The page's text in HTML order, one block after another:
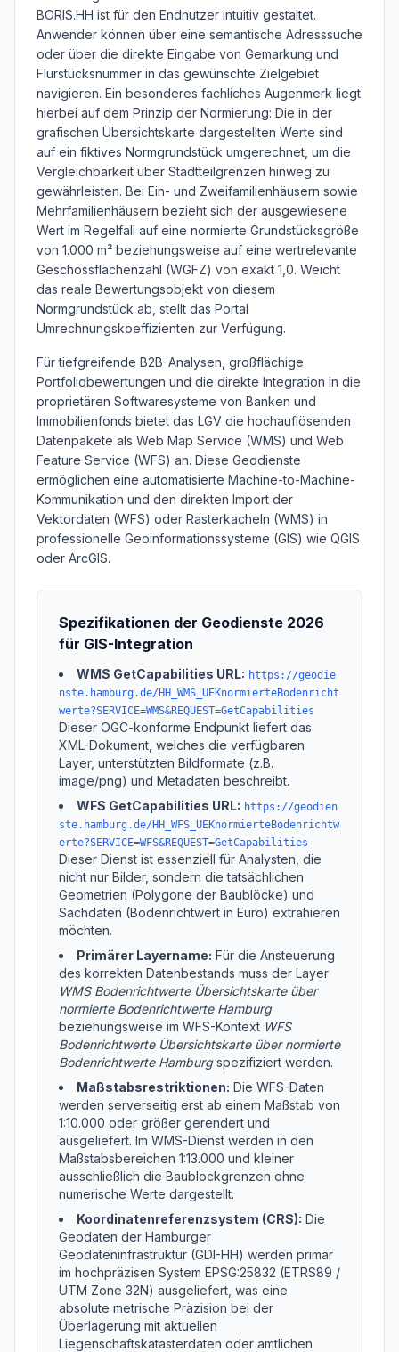
BORIS.HH ist für den Endnutzer intuitiv gestaltet.
Anwender können über eine semantische Adresssuche
oder über die direkte Eingabe von Gemarkung und
Flurstücksnummer in das gewünschte Zielgebiet
navigieren. Ein besonderes fachliches Augenmerk liegt
hierbei auf dem Prinzip der Normierung: Die in der
grafischen Übersichtskarte dargestellten Werte sind
auf ein fiktives Normgrundstück umgerechnet, um die
Vergleichbarkeit über Stadtteilgrenzen hinweg zu
gewährleisten. Bei Ein- und Zweifamilienhäusern sowie
Mehrfamilienhäusern bezieht sich der ausgewiesene
Wert im Regelfall auf eine normierte Grundstücksgröße
von 1.000 m² beziehungsweise auf eine wertrelevante
Geschossflächenzahl (WGFZ) von exakt 1,0. Weicht
das reale Bewertungsobjekt von diesem
Normgrundstück ab, stellt das Portal
Umrechnungskoeffizienten zur Verfügung.
Für tiefgreifende B2B-Analysen, großflächige
Portfoliobewertungen und die direkte Integration in die
proprietären Softwaresysteme von Banken und
Immobilienfonds bietet das LGV die hochauflösenden
Datenpakete als Web Map Service (WMS) und Web
Feature Service (WFS) an. Diese Geodienste
ermöglichen eine automatisierte Machine-to-Machine-
Kommunikation und den direkten Import der
Vektordaten (WFS) oder Rasterkacheln (WMS) in
professionelle Geoinformationssysteme (GIS) wie QGIS
oder ArcGIS.
Spezifikationen der Geodienste 2026
für GIS-Integration
WMS GetCapabilities URL: https://geodie
nste.hamburg.de/HH_WMS_UEKnormierteBodenricht
werte?SERVICE=WMS&REQUEST=GetCapabilities
Dieser OGC-konforme Endpunkt liefert das
XML-Dokument, welches die verfügbaren
Layer, unterstützten Bildformate (z.B.
image/png) und Metadaten beschreibt.
WFS GetCapabilities URL: https://geodien
ste.hamburg.de/HH_WFS_UEKnormierteBodenrichtw
erte?SERVICE=WFS&REQUEST=GetCapabilities
Dieser Dienst ist essenziell für Analysten, die
nicht nur Bilder, sondern die tatsächlichen
Geometrien (Polygone der Baublöcke) und
Sachdaten (Bodenrichtwert in Euro) extrahieren
möchten.
Primärer Layername: Für die Ansteuerung
des korrekten Datenbestands muss der Layer
WMS Bodenrichtwerte Übersichtskarte über
normierte Bodenrichtwerte Hamburg
beziehungsweise im WFS-Kontext WFS
Bodenrichtwerte Übersichtskarte über normierte
Bodenrichtwerte Hamburgspezifiziert werden.
Maßstabsrestriktionen: Die WFS-Daten
werden serverseitig erst ab einem Maßstab von
1:10.000 oder größer gerendert und
ausgeliefert. Im WMS-Dienst werden in den
Maßstabsbereichen 1:13.000 und kleiner
ausschließlich die Baublockgrenzen ohne
numerische Werte dargestellt.
Koordinatenreferenzsystem (CRS): Die
Geodaten der Hamburger
Geodateninfrastruktur (GDI-HH) werden primär
im hochpräzisen System EPSG:25832 (ETRS89 /
UTM Zone 32N) ausgeliefert, was eine
absolute metrische Präzision bei der
Überlagerung mit aktuellen
Liegenschaftskatasterdaten oder amtlichen